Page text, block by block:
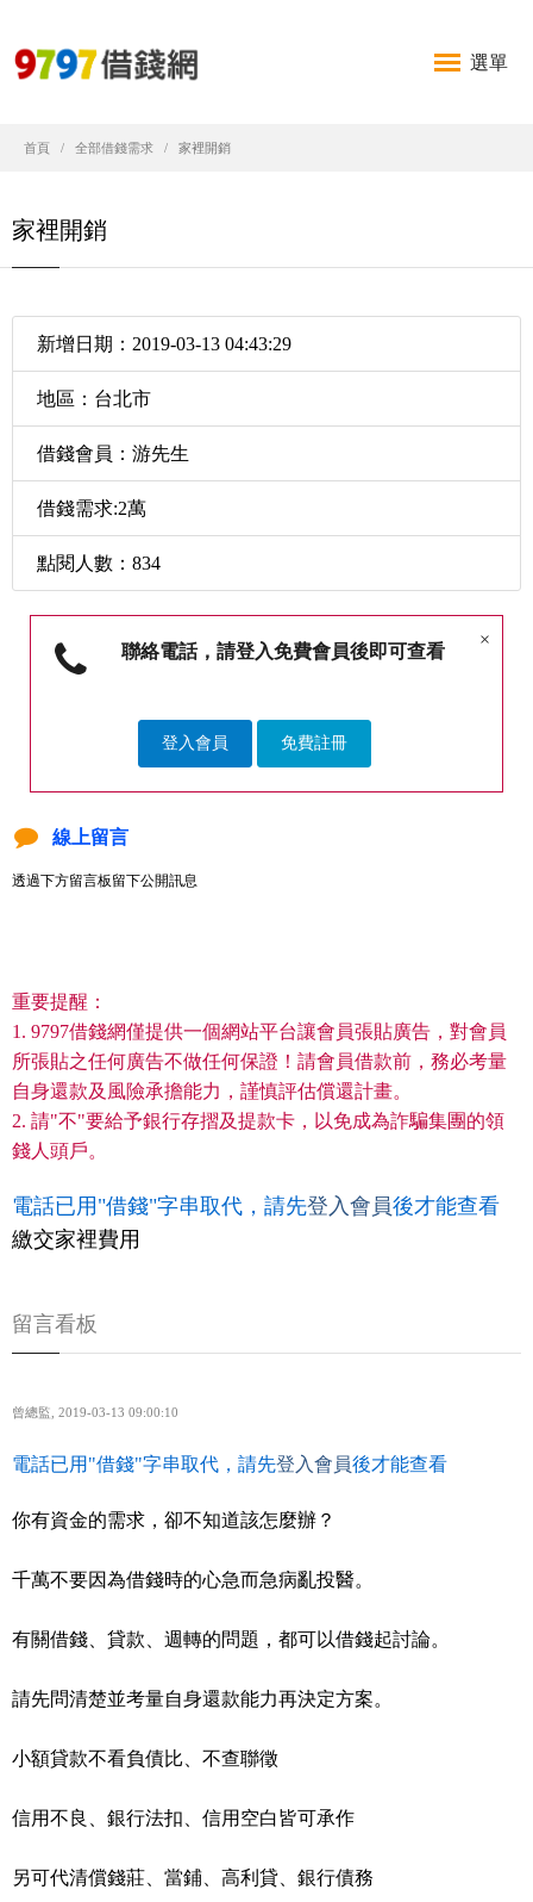
選單
首頁 全部借錢需求 家裡開銷
家裡開銷
新增日期：2019-03-13 04:43:29
地區：台北市
借錢會員：游先生
借錢需求:2萬
點閱人數：834
×
聯絡電話，請登入免費會員後即可查看
登入會員 免費註冊
線上留言
透過下方留言板留下公開訊息
重要提醒：
1. 9797借錢網僅提供一個網站平台讓會員張貼廣告，對會員
所張貼之任何廣告不做任何保證！請會員借款前，務必考量
自身還款及風險承擔能力，謹慎評估償還計畫。
2. 請"不"要給予銀行存摺及提款卡，以免成為詐騙集團的領
錢人頭戶。
電話已用"借錢"字串取代，請先登入會員後才能查看
繳交家裡費用
留言看板
曾總監 2019-03-13 09:00:10
電話已用"借錢"字串取代，請先登入會員後才能查看
你有資金的需求，卻不知道該怎麼辦？
千萬不要因為借錢時的心急而急病亂投醫。
有關借錢、貸款、週轉的問題，都可以借錢起討論。
請先問清楚並考量自身還款能力再決定方案。
小額貸款不看負債比、不查聯徵
信用不良、銀行法扣、信用空白皆可承作
另可代清償錢莊、當鋪、高利貸、銀行債務